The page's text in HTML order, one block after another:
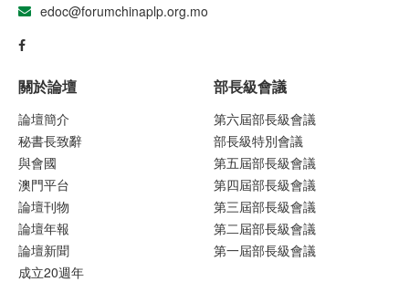
edoc@forumchinaplp.org.mo
關於論壇
論壇簡介
秘書長致辭
與會國
澳門平台
論壇刊物
論壇年報
論壇新聞
成立20週年
部長級會議
第六屆部長級會議
部長級特別會議
第五屆部長級會議
第四屆部長級會議
第三屆部長級會議
第二屆部長級會議
第一屆部長級會議